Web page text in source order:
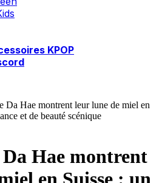
KPOP
Da Hae montrent leur lune de miel en
et de beauté scénique
Da Hae montrent